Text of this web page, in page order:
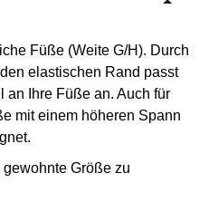
Füße (Weite G/H). Durch
elastischen Rand passt
an Ihre Füße an. Auch für
mit einem höheren Spann
Größe zu